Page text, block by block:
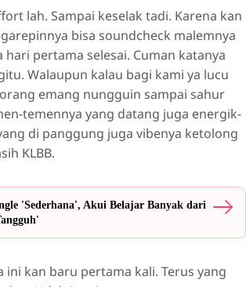
lah. Sampai keselak tadi. Karena kan
bisa soundcheck malemnya
hari pertama selesai. Cuman katanya
Walaupun kalau bagi kami ya lucu
emang nungguin sampai sahur
temennya yang datang juga energik-
di panggung juga vibenya ketolong
KLBB.
'Sederhana', Akui Belajar Banyak dari
ini kan baru pertama kali. Terus yang